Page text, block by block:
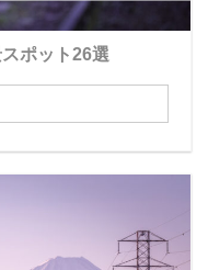
ポット26選